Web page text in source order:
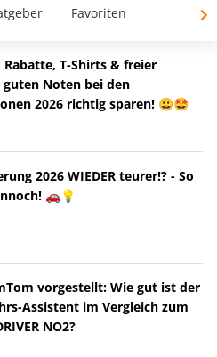
Favoriten
Rabatte, T-Shirts & freier
Noten bei den
2026 richtig sparen! 😀🤩
2026 WIEDER teurer!? - So
🚗💡
vorgestellt: Wie gut ist der
Assistent im Vergleich zum
NO2?